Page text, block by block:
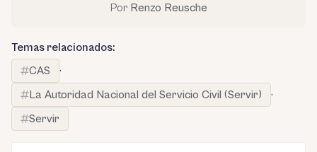
Por Renzo Reusche
Temas relacionados:
CAS
·
La Autoridad Nacional del Servicio Civil (Servir)
·
Servir